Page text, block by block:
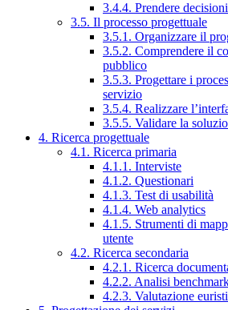
3.4.4. Prendere decisioni
3.5. Il processo progettuale
3.5.1. Organizzare il
3.5.2. Comprendere il
pubblico
3.5.3. Progettare i
servizio
3.5.4. Realizzare
3.5.5. Validare la
4. Ricerca progettuale
4.1. Ricerca primaria
4.1.1. Interviste
4.1.2. Questionari
4.1.3. Test di usabilità
4.1.4. Web analytics
4.1.5. Strumenti di
utente
4.2. Ricerca secondaria
4.2.1. Ricerca
4.2.2. Analisi
4.2.3. Valutazione